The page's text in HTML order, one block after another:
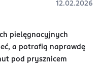
12.02.2026
pielęgnacyjnych
a potrafią naprawdę
pod prysznicem